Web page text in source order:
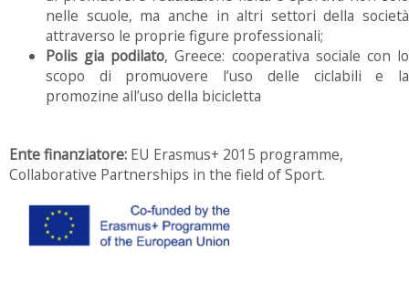
nelle scuole, ma anche in altri settori della società
attraverso le proprie figure professionali;
Polis gia podilato, Greece: cooperativa sociale con lo
scopo di promuovere l’uso delle ciclabili e la
promozine all’uso della bicicletta
Ente finanziatore: EU Erasmus+ 2015 programme,
Collaborative Partnerships in the field of Sport.